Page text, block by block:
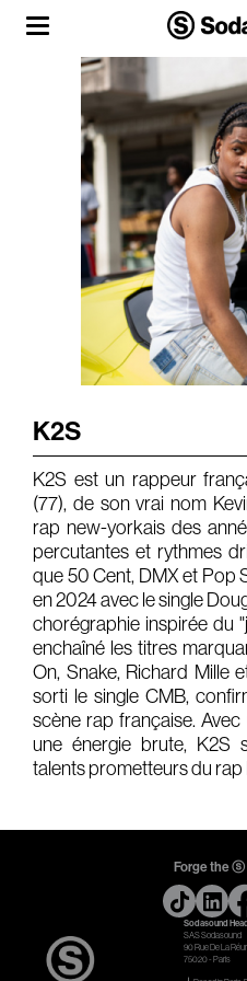
Agency
Team
Headquarters
3D Tour
Label
Gears & Instruments
Music
Recording
Mixing
Mastering
Producing
Music
Post-Producing
Voix Off
K2S
K2S est un rappeur
(77), de son vrai nom
rap new-yorkais des
percutantes et rythmes
que 50 Cent, DMX et Pop
en 2024 avec le single
chorégraphie inspirée du
enchaîné les titres
On, Snake, Richard Mille
sorti le single CMB,
scène rap française.
une énergie brute, K2S
talents prometteurs du rap
Forge the
Sodasound
SAS Sodasound
90 Rue De La
75020 - Paris